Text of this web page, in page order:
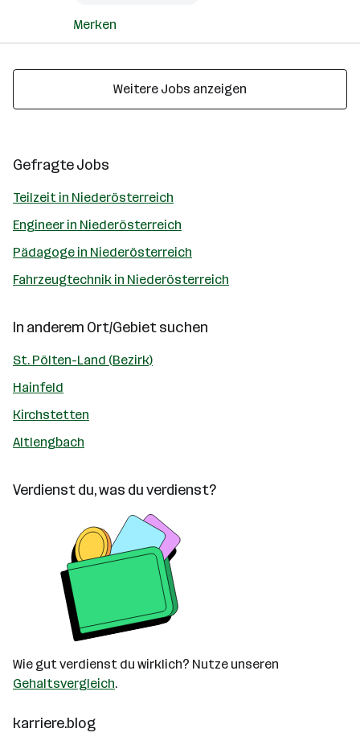
Merken
Weitere Jobs anzeigen
Gefragte Jobs
Teilzeit in Niederösterreich
Engineer in Niederösterreich
Pädagoge in Niederösterreich
Fahrzeugtechnik in Niederösterreich
In anderem Ort/Gebiet suchen
St. Pölten-Land (Bezirk)
Hainfeld
Kirchstetten
Altlengbach
Verdienst du, was du verdienst?
Wie gut verdienst du wirklich? Nutze unseren
Gehaltsvergleich.
karriere.blog